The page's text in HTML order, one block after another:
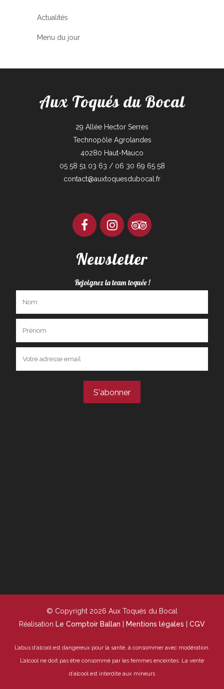
Actualités
Menu du jour
Aux Toqués du Bocal
29 Allée Hector Serres
Technopôle Agrolandes
40280 Haut-Mauco
05 58 51 03 63 / 06 30 69 65 58
contact@auxtoquesdubocal.fr
Newsletter
Rejoignez la team toquée !
© Copyright 2026 Aux Toqués du Bocal
Réalisation Le Comptoir Ballan Mentions légales CGV
L’abus d’alcool est dangereux pour la santé, à consommer avec modération.
L’alcool ne doit pas être consommé par les femmes enceintes. La vente
d’alcool est interdite aux mineurs